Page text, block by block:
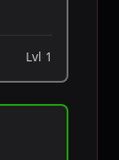
Lvl 1